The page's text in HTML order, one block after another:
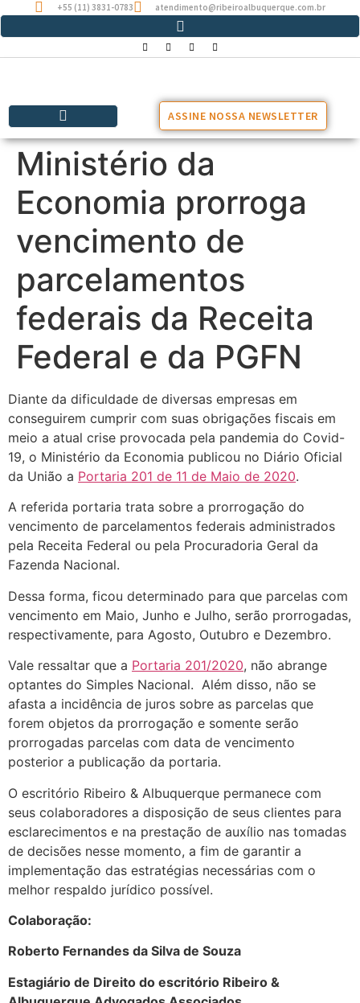
+55 (11) 3831-0783 atendimento@ribeiroalbuquerque.com.br
ASSINE NOSSA NEWSLETTER
Ministério da
Economia prorroga
vencimento de
parcelamentos
federais da Receita
Federal e da PGFN
Diante da dificuldade de diversas empresas em
conseguirem cumprir com suas obrigações fiscais em
meio a atual crise provocada pela pandemia do Covid-
19, o Ministério da Economia publicou no Diário Oficial
da União a Portaria 201 de 11 de Maio de 2020.
A referida portaria trata sobre a prorrogação do
vencimento de parcelamentos federais administrados
pela Receita Federal ou pela Procuradoria Geral da
Fazenda Nacional.
Dessa forma, ficou determinado para que parcelas com
vencimento em Maio, Junho e Julho, serão prorrogadas,
respectivamente, para Agosto, Outubro e Dezembro.
Vale ressaltar que a Portaria 201/2020, não abrange
optantes do Simples Nacional. Além disso, não se
afasta a incidência de juros sobre as parcelas que
forem objetos da prorrogação e somente serão
prorrogadas parcelas com data de vencimento
posterior a publicação da portaria.
O escritório Ribeiro & Albuquerque permanece com
seus colaboradores a disposição de seus clientes para
esclarecimentos e na prestação de auxílio nas tomadas
de decisões nesse momento, a fim de garantir a
implementação das estratégias necessárias com o
melhor respaldo jurídico possível.
Colaboração:
Roberto Fernandes da Silva de Souza
Estagiário de Direito do escritório Ribeiro &